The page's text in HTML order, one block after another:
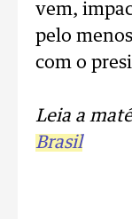
vem,
pelo
com o
Leia a
Brasil